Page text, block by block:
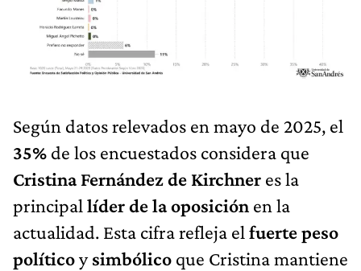
Según datos relevados en mayo de 2025, el
35% de los encuestados considera que
Cristina Fernández de Kirchner es la
principal líder de la oposición en la
actualidad. Esta cifra refleja el fuerte peso
políticoysimbólico que Cristina mantiene